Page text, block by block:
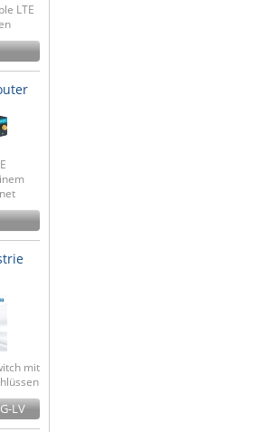
LTE
mit
LV